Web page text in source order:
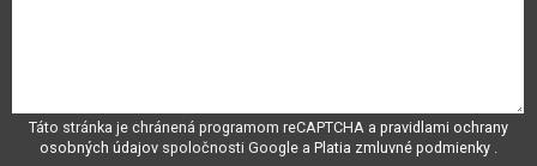
Táto stránka je chránená programom reCAPTCHA a pravidlami ochrany
osobných údajov spoločnosti Google a Platia zmluvné podmienky .